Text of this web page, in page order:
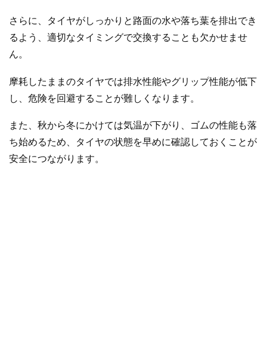
さらに、タイヤがしっかりと路面の水や落ち葉を排出でき
るよう、適切なタイミングで交換することも欠かせませ
ん。
摩耗したままのタイヤでは排水性能やグリップ性能が低下
し、危険を回避することが難しくなります。
また、秋から冬にかけては気温が下がり、ゴムの性能も落
ち始めるため、タイヤの状態を早めに確認しておくことが
安全につながります。